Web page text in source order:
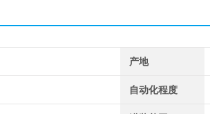
产地
自动化程度